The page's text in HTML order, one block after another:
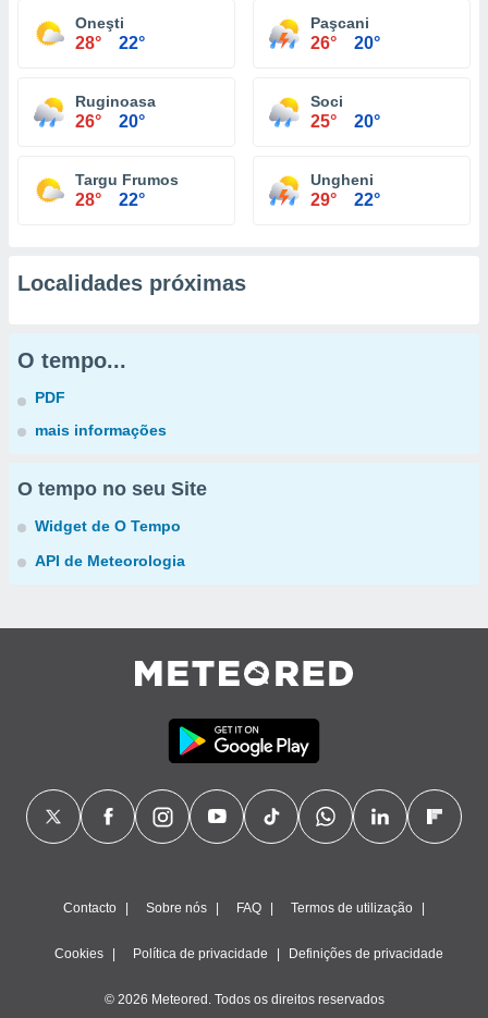
Oneşti
28° 22°
Paşcani
26° 20°
Ruginoasa
26° 20°
Soci
25° 20°
Targu Frumos
28° 22°
Ungheni
29° 22°
Localidades próximas
O tempo...
PDF
mais informações
O tempo no seu Site
Widget de O Tempo
API de Meteorologia
Contacto Sobre nós FAQ Termos de utilização
Cookies Política de privacidade Definições de privacidade
© 2026 Meteored. Todos os direitos reservados